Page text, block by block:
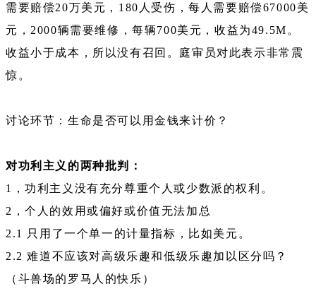
需要赔偿20万美元，180人受伤，每人需要赔偿67000美
元，2000辆需要维修，每辆700美元，收益为49.5M。
收益小于成本，所以没有召回。庭审员对此表示非常震
惊。
讨论环节：生命是否可以用金钱来计价？
对功利主义的两种批判：
1，功利主义没有充分尊重个人或少数派的权利。
2，个人的效用或偏好或价值无法加总
2.1 只用了一个单一的计量指标，比如美元。
2.2 难道不应该对高级乐趣和低级乐趣加以区分吗？
（斗兽场的罗马人的快乐）